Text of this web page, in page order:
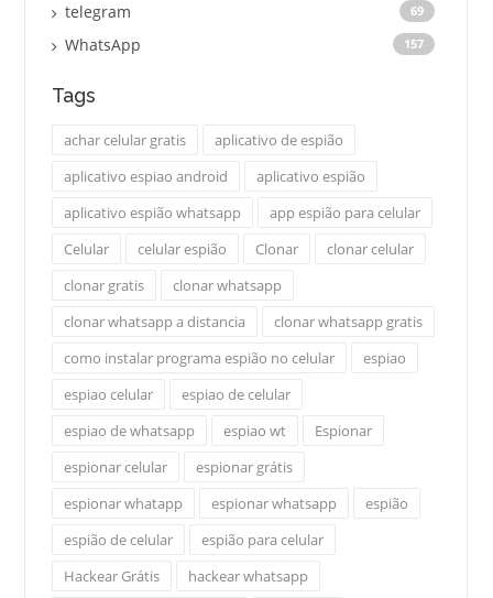
telegram 69
WhatsApp 157
Tags
achar celular gratis
aplicativo de espião
aplicativo espiao android
aplicativo espião
aplicativo espião whatsapp
app espião para celular
Celular
celular espião Clonar
clonar celular
clonar gratis
clonar whatsapp
clonar whatsapp a distancia
clonar whatsapp gratis
como instalar programa espião no celular
espiao
espiao celular
espiao de celular
espiao de whatsapp
espiao wt
Espionar
espionar celular
espionar grátis
espionar whatapp
espionar whatsapp
espião
espião de celular
espião para celular
Hackear Grátis
hackear whatsapp